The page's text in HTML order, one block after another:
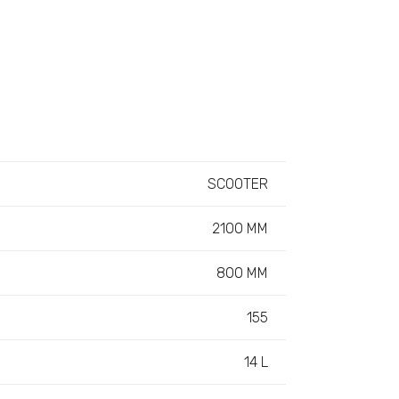
SCOOTER
2100 MM
800 MM
155
14 L